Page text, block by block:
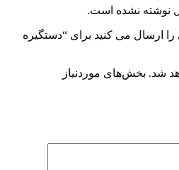
نوشته نشده است.
را ارسال می کنید برای “دستگیره
شد. بخش‌های موردنیاز